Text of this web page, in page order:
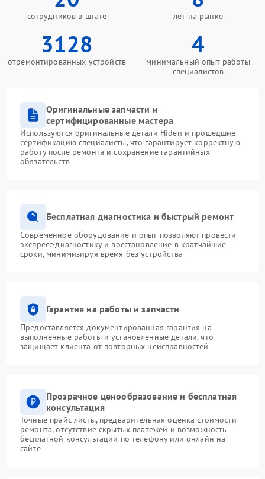
сотрудников в штате лет на рынке
3128
отремонтированных устройств
4
минимальный опыт работы
специалистов
Оригинальные запчасти и
сертифицированные мастера
Используются оригинальные детали Hiden и прошедшие
сертификацию специалисты, что гарантирует корректную
работу после ремонта и сохранение гарантийных
обязательств
Бесплатная диагностика и быстрый ремонт
Современное оборудование и опыт позволяют провести
экспресс-диагностику и восстановление в кратчайшие
сроки, минимизируя время без устройства
Гарантия на работы и запчасти
Предоставляется документированная гарантия на
выполненные работы и установленные детали, что
защищает клиента от повторных неисправностей
Прозрачное ценообразование и бесплатная
консультация
Точные прайс-листы, предварительная оценка стоимости
ремонта, отсутствие скрытых платежей и возможность
бесплатной консультации по телефону или онлайн на
сайте